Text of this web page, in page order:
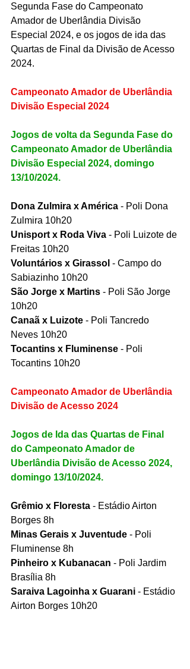
Segunda Fase do Campeonato
Amador de Uberlândia Divisão
Especial 2024, e os jogos de ida das
Quartas de Final da Divisão de Acesso
2024.
Campeonato Amador de Uberlândia
Divisão Especial 2024
Jogos de volta da Segunda Fase do
Campeonato Amador de Uberlândia
Divisão Especial 2024, domingo
13/10/2024.
Dona Zulmira x América - Poli Dona
Zulmira 10h20
Unisport x Roda Viva - Poli Luizote de
Freitas 10h20
Voluntários x Girassol - Campo do
Sabiazinho 10h20
São Jorge x Martins - Poli São Jorge
10h20
Canaã x Luizote - Poli Tancredo
Neves 10h20
Tocantins x Fluminense - Poli
Tocantins 10h20
Campeonato Amador de Uberlândia
Divisão de Acesso 2024
Jogos de Ida das Quartas de Final
do Campeonato Amador de
Uberlândia Divisão de Acesso 2024,
domingo 13/10/2024.
Grêmio x Floresta - Estádio Airton
Borges 8h
Minas Gerais x Juventude - Poli
Fluminense 8h
Pinheiro x Kubanacan - Poli Jardim
Brasília 8h
Saraiva Lagoinha x Guarani - Estádio
Airton Borges 10h20